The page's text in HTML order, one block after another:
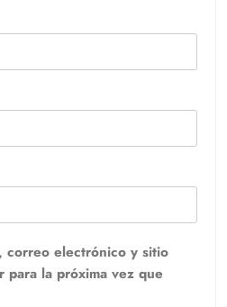
correo electrónico y sitio
para la próxima vez que